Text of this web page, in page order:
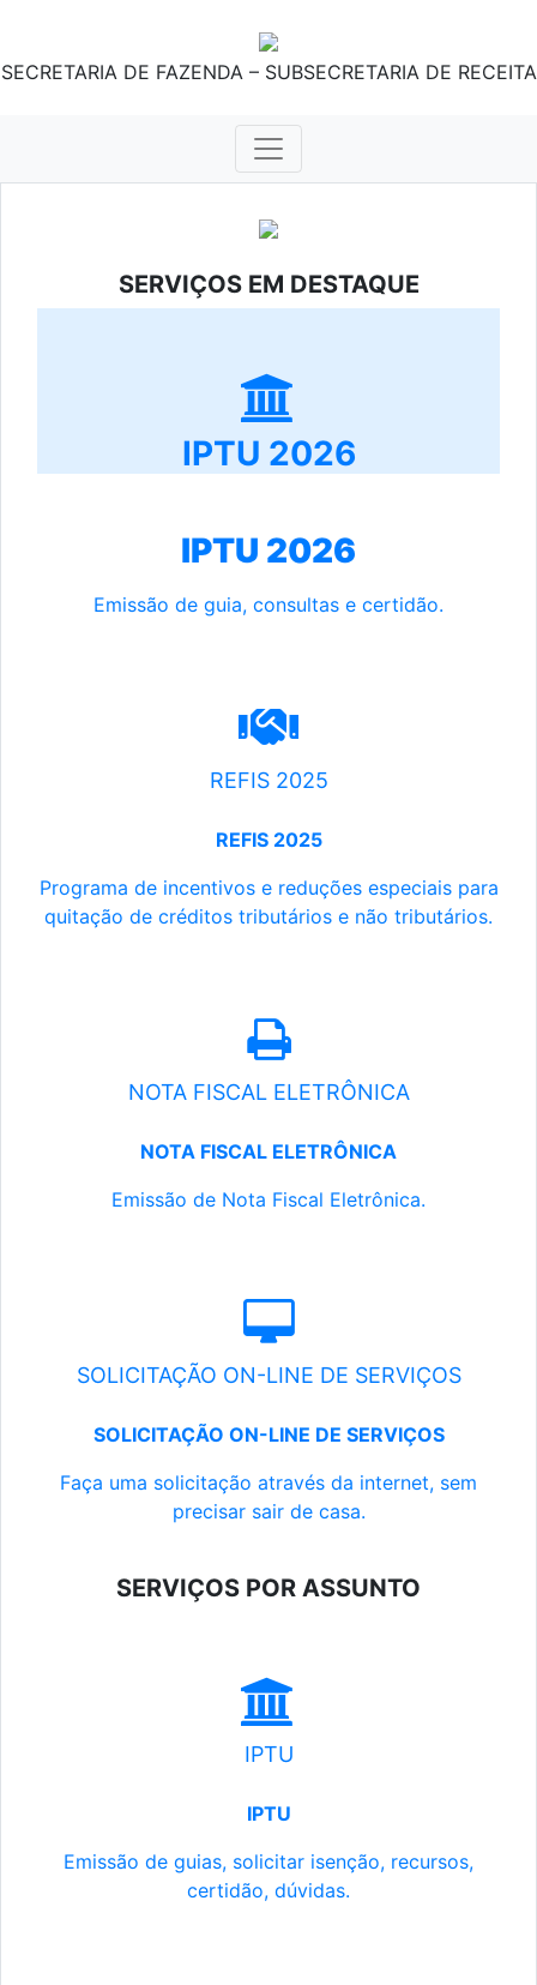
SECRETARIA DE FAZENDA – SUBSECRETARIA DE RECEITA
SERVIÇOS EM DESTAQUE
IPTU 2026
IPTU 2026
Emissão de guia, consultas e certidão.
REFIS 2025
REFIS 2025
Programa de incentivos e reduções especiais para
quitação de créditos tributários e não tributários.
NOTA FISCAL ELETRÔNICA
NOTA FISCAL ELETRÔNICA
Emissão de Nota Fiscal Eletrônica.
SOLICITAÇÃO ON-LINE DE SERVIÇOS
SOLICITAÇÃO ON-LINE DE SERVIÇOS
Faça uma solicitação através da internet, sem
precisar sair de casa.
SERVIÇOS POR ASSUNTO
IPTU
IPTU
Emissão de guias, solicitar isenção, recursos,
certidão, dúvidas.